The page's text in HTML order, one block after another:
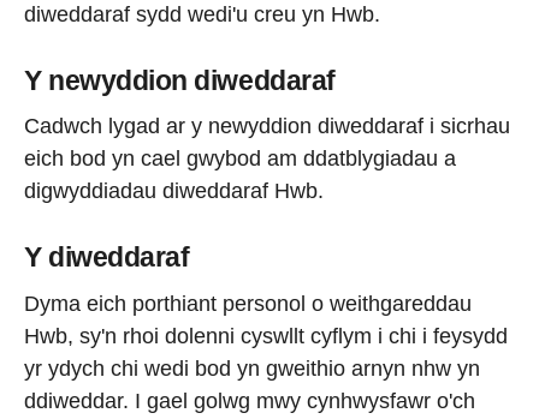
diweddaraf sydd wedi'u creu yn Hwb.
Y newyddion diweddaraf
Cadwch lygad ar y newyddion diweddaraf i sicrhau
eich bod yn cael gwybod am ddatblygiadau a
digwyddiadau diweddaraf Hwb.
Y diweddaraf
Dyma eich porthiant personol o weithgareddau
Hwb, sy'n rhoi dolenni cyswllt cyflym i chi i feysydd
yr ydych chi wedi bod yn gweithio arnyn nhw yn
ddiweddar. I gael golwg mwy cynhwysfawr o'ch